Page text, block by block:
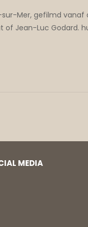
Mer, gefilmd vanaf
of Jean-Luc Godard.
MEDIA